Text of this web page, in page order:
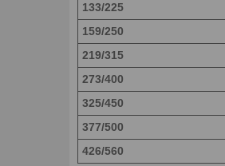
133/225
159/250
219/315
273/400
325/450
377/500
426/560